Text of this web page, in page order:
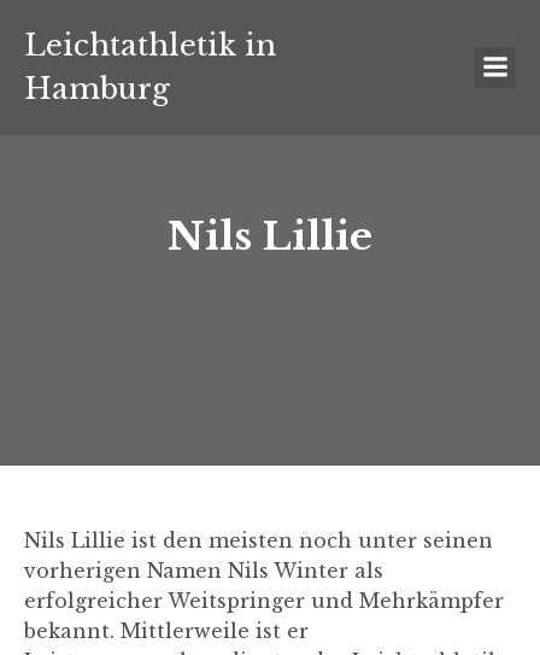
Leichtathletik in
Hamburg
Nils Lillie
Nils Lillie ist den meisten noch unter seinen
vorherigen Namen Nils Winter als
erfolgreicher Weitspringer und Mehrkämpfer
bekannt. Mittlerweile ist er